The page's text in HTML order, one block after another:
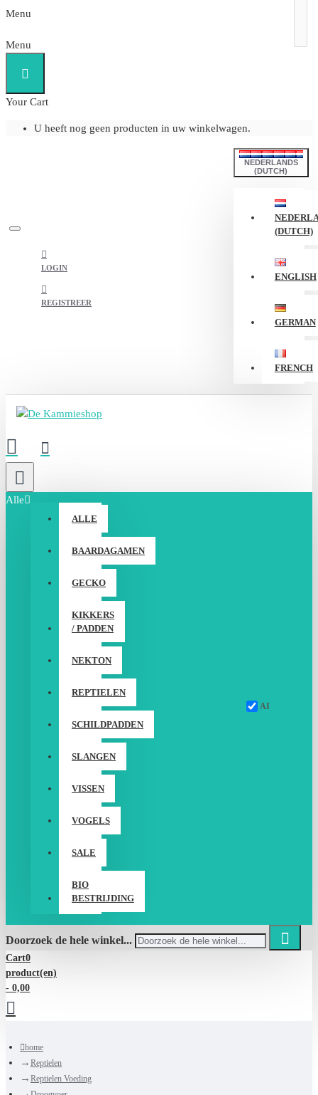
Menu
Menu
Your Cart
U heeft nog geen producten in uw winkelwagen.
LOGIN
REGISTREER
NEDERLANDS
(DUTCH)
(DUTCH)
ENGLISH
GERMAN
FRENCH
Alle
ALLE
BAARDAGAMEN
GECKO
KIKKERS
/ PADDEN
NEKTON
REPTIELEN
SCHILDPADDEN
SLANGEN
VISSEN
VOGELS
SALE
BIO
BESTRIJDING
Doorzoek de hele winkel...
AI
Cart0
product(en)
- 0,00
home
Reptielen
Reptielen Voeding